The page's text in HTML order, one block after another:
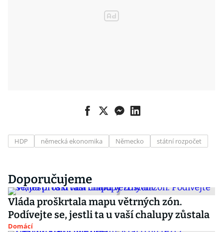
HDP německá ekonomika Německo státní rozpočet
Doporučujeme
Vláda proškrtala mapu větrných zón.
Podívejte se, jestli ta u vaší chalupy zůstala
Domácí